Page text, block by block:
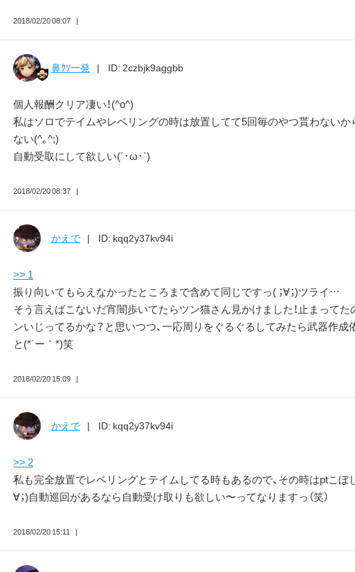
2018/02/20 08:07
鼻ｸｿ一発 ID: 2czbjk9aggbb
個人報酬クリア凄い！(^o^)
私はソロでテイムやレベリングの時は放置してて5回毎のやつ貰わないか
ない(^｡^;)
自動受取にして欲しい(´･ω･`)
2018/02/20 08:37
かえで ID: kqq2y37kv94i
>> 1
振り向いてもらえなかったところまで含めて同じですっ( ；∀；)ツライ…
そう言えばこないだ宵闇歩いてたらツン猫さん見かけました！止まってた
ンいじってるかな？と思いつつ、一応周りをぐるぐるしてみたら武器作成
と(*´ー｀*)笑
2018/02/20 15:09
かえで ID: kqq2y37kv94i
>> 2
私も完全放置でレベリングとテイムしてる時もあるので、その時はptこぼ
∀；)自動巡回があるなら自動受け取りも欲しい〜ってなりますっ（笑）
2018/02/20 15:11